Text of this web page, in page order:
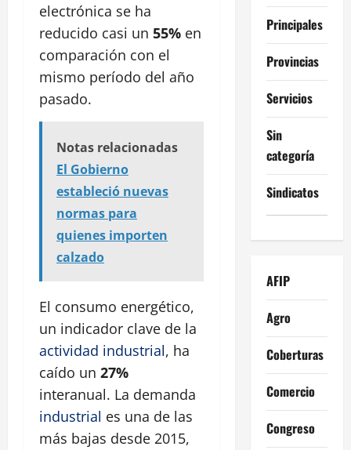
electrónica se ha
reducido casi un 55% en
comparación con el
mismo período del año
pasado.
Notas relacionadas
El Gobierno
estableció nuevas
normas para
quienes importen
calzado
El consumo energético,
un indicador clave de la
actividad industrial, ha
caído un 27%
interanual. La demanda
industrial es una de las
más bajas desde 2015,
Principales
Provincias
Servicios
Sin
categoría
Sindicatos
AFIP
Agro
Coberturas
Comercio
Congreso